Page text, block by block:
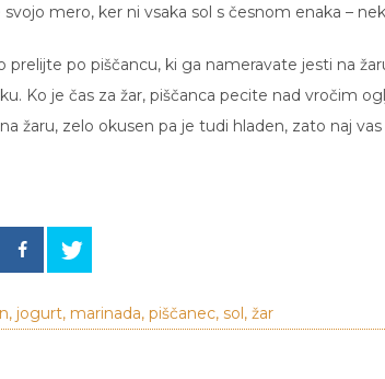
mero, ker ni vsaka sol s česnom enaka –
prelijte po piščancu, ki ga nameravate jesti na
Ko je čas za žar, piščanca pecite nad vročim
žaru, zelo okusen pa je tudi hladen, zato naj
, jogurt, marinada, piščanec, sol, žar